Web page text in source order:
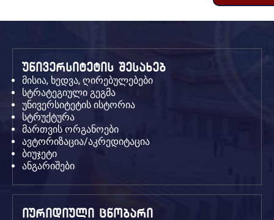
უნივერსიტეტის შესახებ
მისია, ხედვა, ღირებულებები
სტრატეგიული გეგმა
უნივერსიტეტის ისტორია
სტრუქტურა
მართვის ორგანოები
ავტორიზაცია/აკრედიტაცია
ბიუჯეტი
ანგარიშები
იურიდიული ცნობარი